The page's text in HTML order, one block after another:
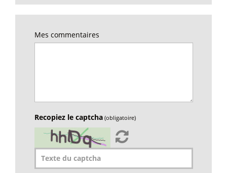
Mes commentaires
Recopiez le captcha(obligatoire)